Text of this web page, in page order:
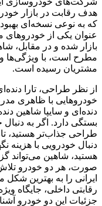
هدف رقابت در بازار
عنوان یکی از خودروهای
بازار شده و در مقابل،
مطرح است، با ویژگی‌ها
مشتریان رسیده است.
از نظر طراحی، تارا
خودروهایی با ظاهری
دنده‌ای و سایپا شاهین
بستگی دارد. اگر به
طراحی جذاب‌تر هستید،
دنبال خودرویی با هزینه
هستید، شاهین می‌تواند
صورت، هر دو خودرو تلاش
ایرانی را به بهترین شکل
رقابتی داخلی، جایگاه
جزئیات این دو خودرو